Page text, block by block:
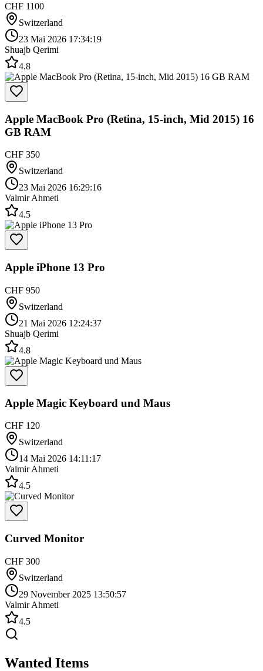
CHF 1100
Switzerland
23 Mai 2026 17:34:19
Shuajb Qerimi
4.8
Apple MacBook Pro (Retina, 15-inch, Mid 2015) 16
GB RAM
CHF 350
Switzerland
23 Mai 2026 16:29:16
Valmir Ahmeti
4.5
Apple iPhone 13 Pro
CHF 950
Switzerland
21 Mai 2026 12:24:37
Shuajb Qerimi
4.8
Apple Magic Keyboard und Maus
CHF 120
Switzerland
14 Mai 2026 14:11:17
Valmir Ahmeti
4.5
Curved Monitor
CHF 300
Switzerland
29 November 2025 13:50:57
Valmir Ahmeti
4.5
Wanted Items